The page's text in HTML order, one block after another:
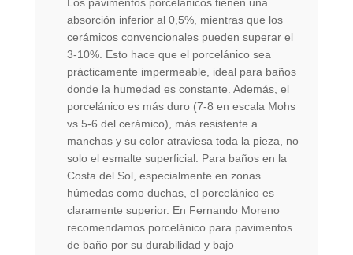
absorción inferior al 0,5%, mientras que los
cerámicos convencionales pueden superar el
3-10%. Esto hace que el porcelánico sea
prácticamente impermeable, ideal para baños
donde la humedad es constante. Además, el
porcelánico es más duro (7-8 en escala Mohs
vs 5-6 del cerámico), más resistente a
manchas y su color atraviesa toda la pieza, no
solo el esmalte superficial. Para baños en la
Costa del Sol, especialmente en zonas
húmedas como duchas, el porcelánico es
claramente superior. En Fernando Moreno
recomendamos porcelánico para pavimentos
de baño por su durabilidad y bajo